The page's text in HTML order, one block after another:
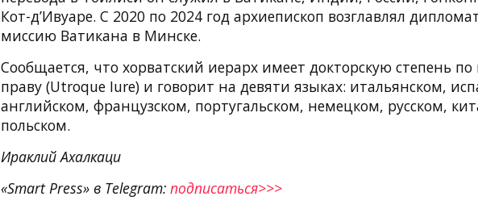
Кот-д’Ивуаре. С 2020 по 2024 год архиепископ возглавлял
миссию Ватикана в Минске.
Сообщается, что хорватский иерарх имеет докторскую степень
праву (Utroque Iure) и говорит на девяти языках: итальянском,
английском, французском, португальском, немецком, русском,
польском.
Ираклий Ахалкаци
«Smart Press» в Telegram: подписаться>>>